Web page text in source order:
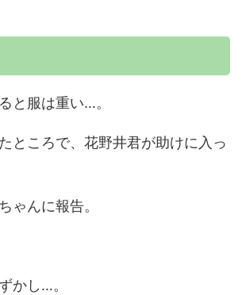
と服は重い…。
ところで、花野井君が助けに入っ
ゃんに報告。
かし…。